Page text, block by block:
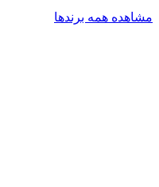
مشاهده همه برندها